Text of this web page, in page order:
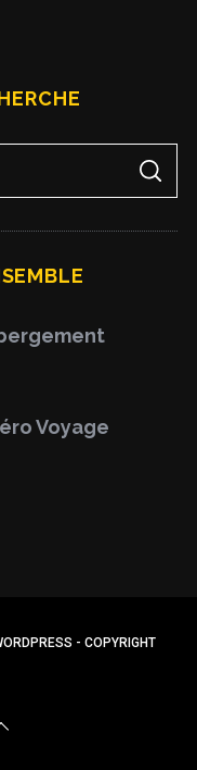
S
A
C
Voyage
- COPYRIGHT